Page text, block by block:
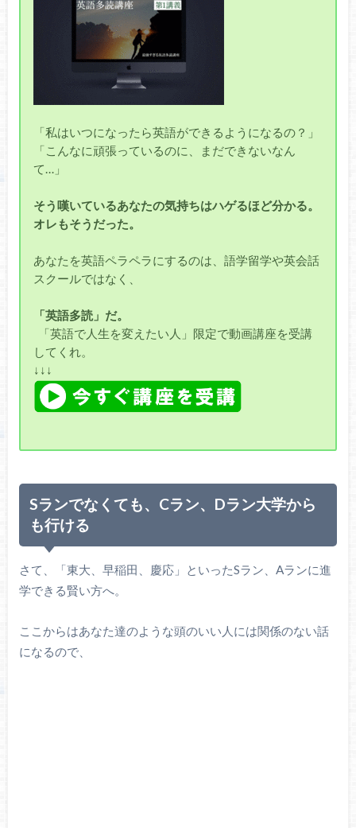
「私はいつになったら英語ができるようになるの？」
「こんなに頑張っているのに、まだできないなん
て…」
そう嘆いているあなたの気持ちはハゲるほど分かる。
オレもそうだった。
あなたを英語ペラペラにするのは、語学留学や英会話
スクールではなく、
「英語多読」だ。
「英語で人生を変えたい人」限定で動画講座を受講
してくれ。
↓↓↓
Sランでなくても、Cラン、Dラン大学から
も行ける
さて、「東大、早稲田、慶応」といったSラン、Aランに進
学できる賢い方へ。
ここからはあなた達のような頭のいい人には関係のない話
になるので、